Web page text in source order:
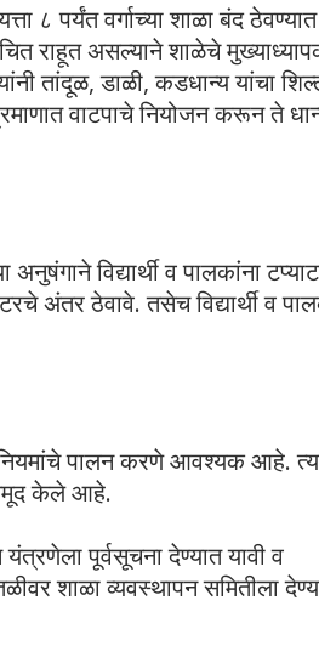
८ पर्यंत वर्गाच्या शाळा बंद ठेवण्यात
राहूत असल्याने शाळेचे
तांदूळ, डाळी, कडधान्य यांचा
वाटपाचे नियोजन करून ते
अनुषंगाने विद्यार्थी व पालकांना
अंतर ठेवावे. तसेच विद्यार्थी व
नियमांचे पालन करणे आवश्यक आहे.
नमूद केले आहे.
पूर्वसूचना देण्यात यावी व
शाळा व्यवस्थापन समितीला